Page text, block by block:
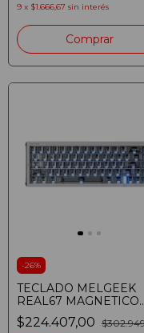
9 x $1.666,67 sin interés
-26%
TECLADO MELGEEK
REAL67 MAGNETICO
GRIS
$224.407,00